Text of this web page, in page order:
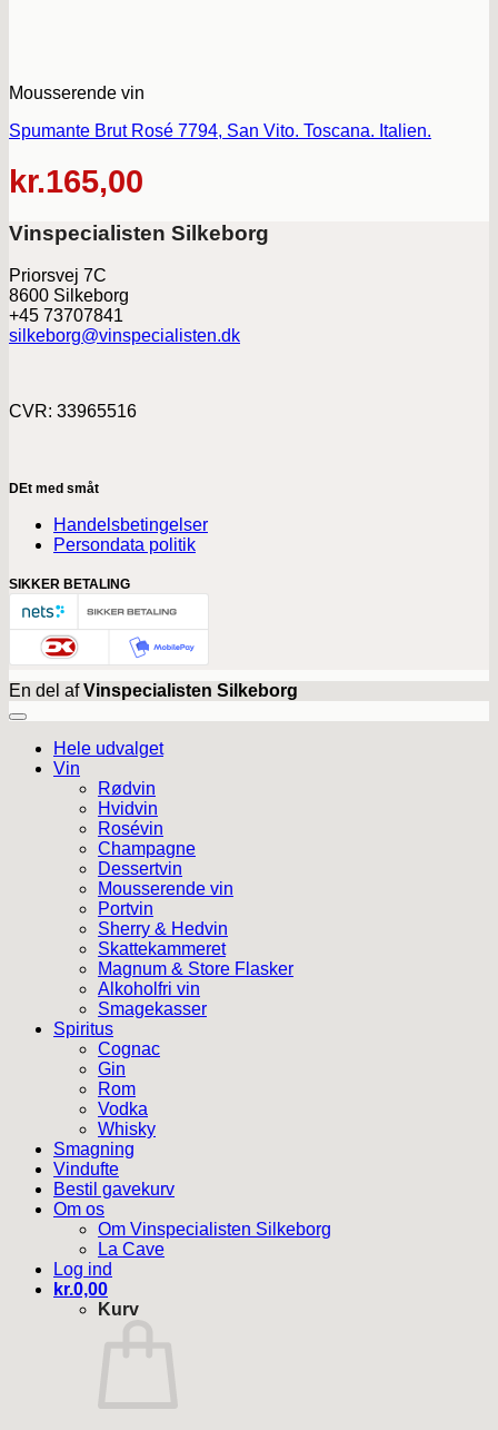
Mousserende vin
Spumante Brut Rosé 7794, San Vito. Toscana. Italien.
kr.165,00
Vinspecialisten Silkeborg
Priorsvej 7C
8600 Silkeborg
+45 73707841
silkeborg@vinspecialisten.dk
CVR: 33965516
DEt med småt
Handelsbetingelser
Persondata politik
SIKKER BETALING
En del afVinspecialisten Silkeborg
Hele udvalget
Vin
Rødvin
Hvidvin
Rosévin
Champagne
Dessertvin
Mousserende vin
Portvin
Sherry & Hedvin
Skattekammeret
Magnum & Store Flasker
Alkoholfri vin
Smagekasser
Spiritus
Cognac
Gin
Rom
Vodka
Whisky
Smagning
Vindufte
Bestil gavekurv
Om os
Om Vinspecialisten Silkeborg
La Cave
Log ind
kr.0,00
Kurv